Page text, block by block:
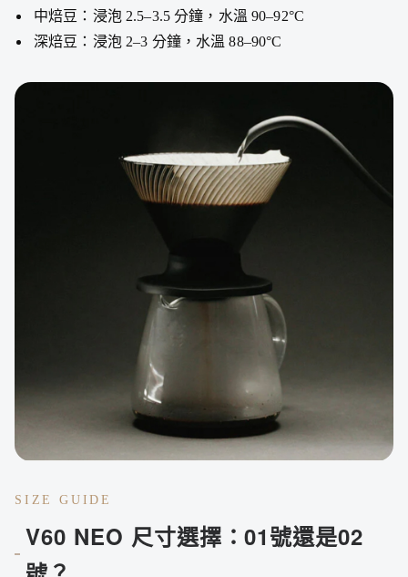
中焙豆：浸泡 2.5–3.5 分鐘，水溫 90–92°C
深焙豆：浸泡 2–3 分鐘，水溫 88–90°C
SIZE GUIDE
V60 NEO 尺寸選擇：01號還是02